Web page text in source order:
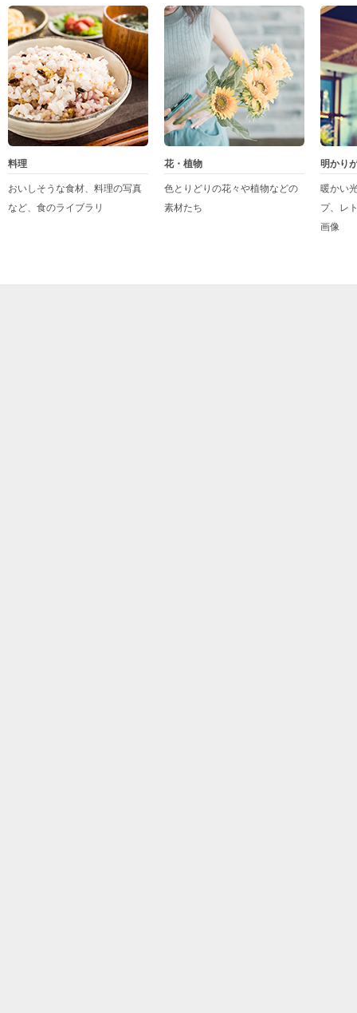
料理
おいしそうな食材、料理の写真
など、食のライブラリ
花・植物
色とりどりの花々や植物などの
素材たち
明かり
暖かい
プ、レ
画像